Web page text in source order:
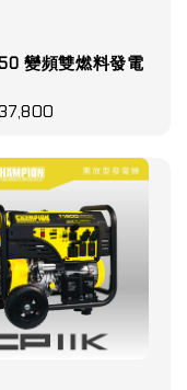
變頻雙燃料發電